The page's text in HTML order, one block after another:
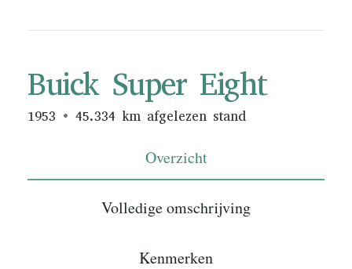
Buick Super Eight
1953 45.334 km afgelezen stand
Overzicht
Volledige omschrijving
Kenmerken